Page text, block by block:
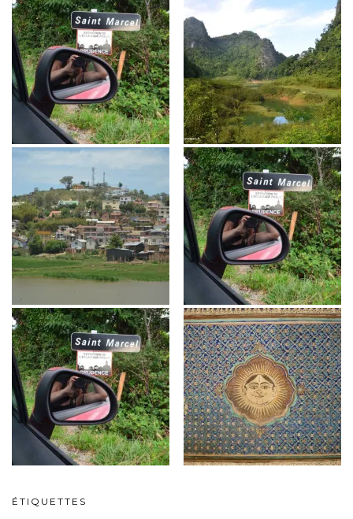
ÉTIQUETTES